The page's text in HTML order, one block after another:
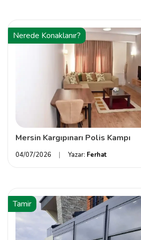
Nerede Konaklanır?
Mersin Kargıpınarı Polis Kampı
04/07/2026 Yazar: Ferhat
Tamir